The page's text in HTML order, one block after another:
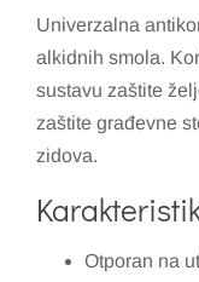
Univerzalna
alkidnih smola.
sustavu zaštite
zaštite građevne
zidova.
Otporan na